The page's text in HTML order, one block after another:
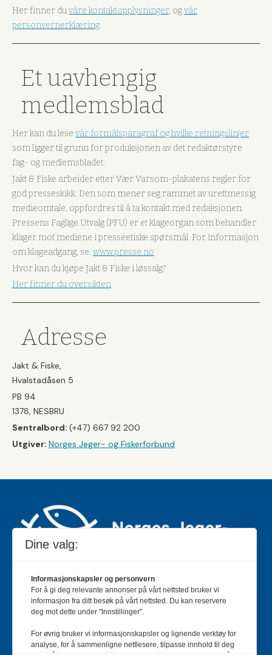
Her finner duvåre kontaktopplysninger, ogvår
personvernerklæring.
Et uavhengig
medlemsblad
Her kan du lese vår formålsparagraf og hvilke retningslinjer
som ligger til grunn for produksjonen av det redaktørstyre
fag- og medlemsbladet.
Jakt & Fiske arbeider etter Vær Varsom-plakatens regler for
god presseskikk. Den som mener seg rammet av urettmessig
medieomtale, oppfordres til å ta kontakt med redaksjonen.
Pressens Faglige Utvalg (PFU) er et klageorgan som behandler
klager mot mediene i presseetiske spørsmål. For informasjon
om klageadgang, se: www.presse.no
Hvor kan du kjøpe Jakt & Fiske i løssalg?
Her finner du oversikten
Adresse
Jakt & Fiske,
Hvalstadåsen 5
PB 94
1378, NESBRU
Sentralbord: (+47) 667 92 200
Utgiver: Norges Jeger- og Fiskerforbund
Jakt & Fiske er landets største og eldste magasin for
jakt- og fiskeinteresserte med 195 000 månedlige
Bladet er en månedlig publikasjon og utgis av Norges
Jeger- og Fiskerforbund.
Meld deg inn her
Dine valg:
Informasjonskapsler og personvern
For å gi deg relevante annonser på vårt nettsted bruker vi
informasjon fra ditt besøk på vårt nettsted. Du kan reservere
deg mot dette under "Innstillinger".
For øvrig bruker vi informasjonskapsler og lignende verktøy for
analyse, for å sammenligne nettlesere, tilpasse innhold til deg